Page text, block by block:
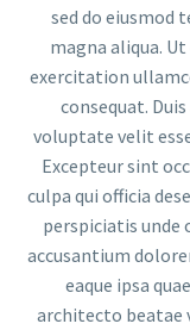
sed do eiusmod
magna aliqua.
exercitation
consequat.
voluptate velit
Excepteur sint
culpa qui officia
perspiciatis
accusantium
eaque ipsa
architecto beatae